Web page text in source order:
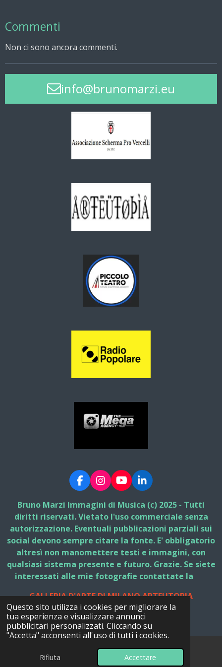
Questo sito utilizza i cookies per migliorare la
tua esperienza e visualizzare annunci
pubblicitari personalizzati. Cliccando su
"Accetta" acconsenti all'uso di tutti i cookies.
Rifiuta Accettare
Commenti
Non ci sono ancora commenti.
info@brunomarzi.eu
F
a
c
e
b
o
o
k
I
n
s
t
a
g
r
a
m
Y
o
u
T
u
b
e
L
i
n
k
e
d
I
n
Bruno Marzi Immagini di Musica (c) 2025 - Tutti
diritti riservati. Vietato l'uso commerciale senza
autorizzazione. Eventuali pubblicazioni parziali sui
social devono sempre citare la fonte. E' obbligatorio
altresì non manomettere testi e immagini, con
qualsiasi sistema presente e futuro. Grazie. Se siete
interessati alle mie fotografie contattate la
GALLERIA D'ARTE DI MILANO ARTEUTOPIA
© 2025 - 2026 Bruno Marzi Immagini di Musica
Fornito daWebador
Email Facebook